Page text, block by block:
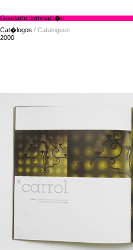
Guadarte Iluminaci�n
Cat�logos / Catalogues
2000